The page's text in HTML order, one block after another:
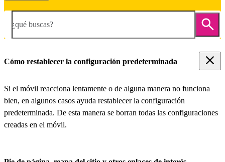
¿qué buscas?
Cómo restablecer la configuración predeterminada
Si el móvil reacciona lentamente o de alguna manera no funciona
bien, en algunos casos ayuda restablecer la configuración
predeterminada. De esta manera se borran todas las configuraciones
creadas en el móvil.